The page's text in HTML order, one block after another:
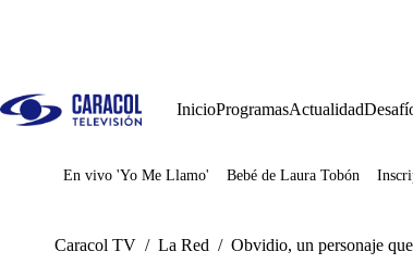
InicioProgramasActualidad
Juegos
En vivo 'Yo Me Llamo' Bebé de Laura Tobón
Caracol TV / La Red / Obvidio, un personaje